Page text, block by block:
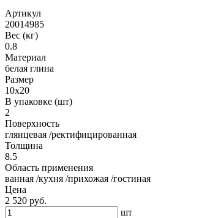
Артикул
20014985
Вес (кг)
0.8
Материал
белая глина
Размер
10x20
В упаковке (шт)
2
Поверхность
глянцевая /ректифицированная
Толщина
8.5
Область применения
ванная /кухня /прихожая /гостиная
Цена
2 520 руб.
шт